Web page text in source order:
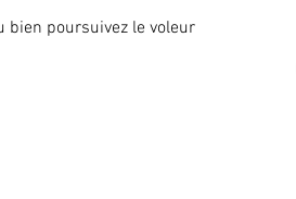
bien poursuivez le voleur